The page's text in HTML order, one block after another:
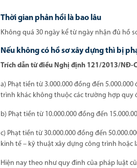
Thời gian phản hồi là bao lâu
Không quá 30 ngày kể từ ngày nhận đủ hồ
Nếu không có hồ sơ xây dựng thì bị
Trích dẫn từ điều Nghị định 121/2013/NĐ-
a) Phạt tiền từ 3.000.000 đồng đến
trình khác không thuộc các trường hợp quy
b) Phạt tiền từ 10.000.000 đồng đến
c) Phạt tiền từ 30.000.000 đồng đến
kinh tế – kỹ thuật xây dựng công trình hoặc
Hiện nay theo như quy đinh của pháp luật